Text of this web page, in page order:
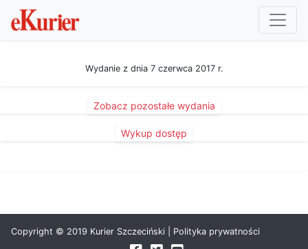
Wydanie z dnia 7 czerwca 2017 r.
Zobacz pozostałe wydania
Wykup dostęp
Copyright © 2019 Kurier Szczeciński | Polityka prywatności